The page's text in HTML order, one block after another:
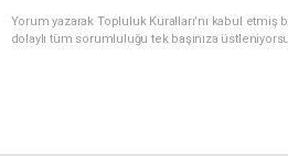
Yorum yazarak Topluluk Kuralları’nı kabul
dolaylı tüm sorumluluğu tek başınıza